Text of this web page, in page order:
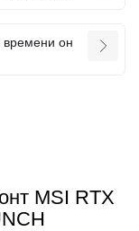
времени он
MSI RTX